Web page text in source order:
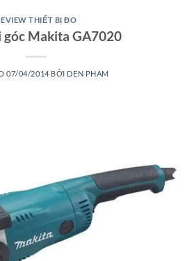
THIẾT BỊ ĐO
góc Makita GA7020
07/04/2014 BỞI DEN PHAM